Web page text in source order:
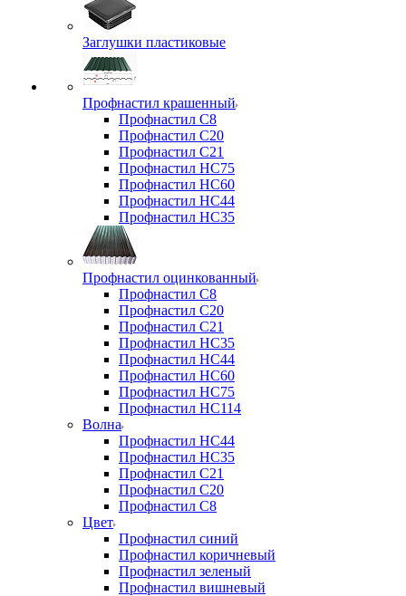
Заглушки пластиковые
Профнастил крашенный
Профнастил С8
Профнастил С20
Профнастил С21
Профнастил НС75
Профнастил НС60
Профнастил НС44
Профнастил НС35
Профнастил оцинкованный
Профнастил С8
Профнастил С20
Профнастил С21
Профнастил НС35
Профнастил НС44
Профнастил НС60
Профнастил НС75
Профнастил НС114
Волна
Профнастил НС44
Профнастил НС35
Профнастил С21
Профнастил С20
Профнастил С8
Цвет
Профнастил синий
Профнастил коричневый
Профнастил зеленый
Профнастил вишневый